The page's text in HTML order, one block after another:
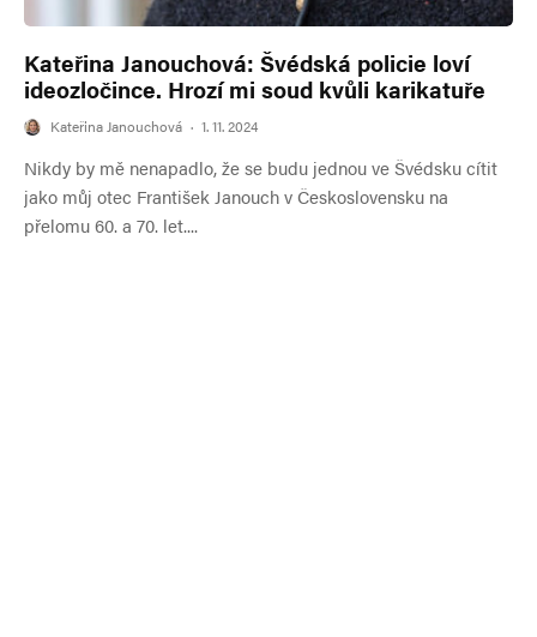
Kateřina Janouchová: Švédská policie loví
ideozločince. Hrozí mi soud kvůli karikatuře
Kateřina Janouchová · 1. 11. 2024
Nikdy by mě nenapadlo, že se budu jednou ve Švédsku cítit
jako můj otec František Janouch v Československu na
přelomu 60. a 70. let....